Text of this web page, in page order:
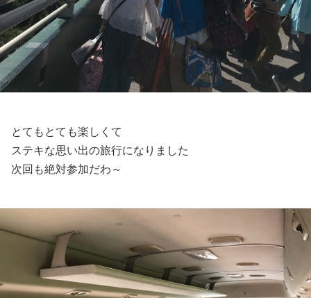
とてもとても楽しくて
ステキな思い出の旅行になりました
次回も絶対参加だわ～